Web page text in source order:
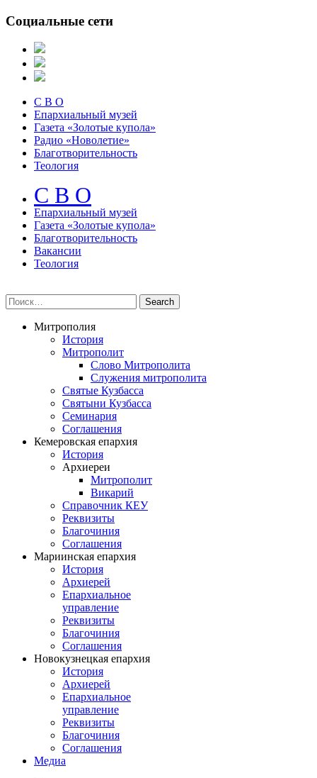
Социальные сети
С В О
Епархиальный музей
Газета «Золотые купола»
Радио «Новолетие»
Благотворительность
Теология
С В О
Епархиальный музeй
Газета «Золотые купола»
Благотворительность
Вакансии
Теология
Митрополия
История
Митрополит
Слово Митрополита
Служения митрополита
Святые Кузбасса
Святыни Кузбасса
Семинария
Соглашения
Кемеровская епархия
История
Архиереи
Митрополит
Викарий
Справочник КЕУ
Реквизиты
Благочиния
Соглашения
Мариинская епархия
История
Архиерей
Епархиальное
управление
Реквизиты
Благочиния
Соглашения
Новокузнецкая епархия
История
Архиерей
Епархиальное
управление
Реквизиты
Благочиния
Соглашения
Медиа